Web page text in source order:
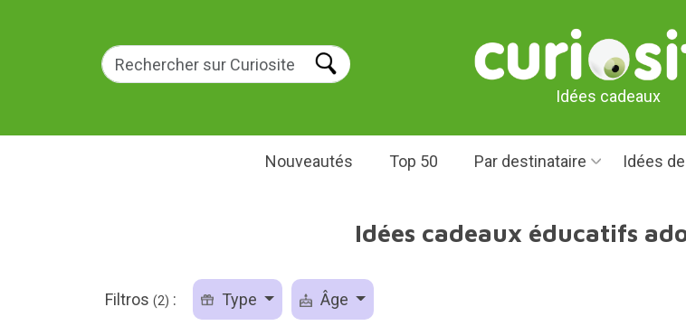
Idées cadeaux
Nouveautés Top 50 Par destinataire Idées
Idées cadeaux éducatifs
Filtros (2) : Type Âge